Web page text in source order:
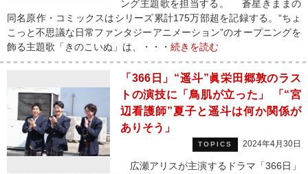
ング主題歌を担当する。 蒼星きままの
同名原作・コミックスはシリーズ累計175万部超を記録する。“ちょ
こっと不思議な日常ファンタジーアニメーション”のオープニングを
飾る主題歌「きのこいぬ」は、・・・ 続きを読む
「366日」“遥斗”眞栄田郷敦のラス
トの演技に「鳥肌が立った」 「“宮
辺看護師”夏子と遥斗は何か関係が
ありそう」
TOPICS 2024年4月30日
広瀬アリスが主演するドラマ「366日」